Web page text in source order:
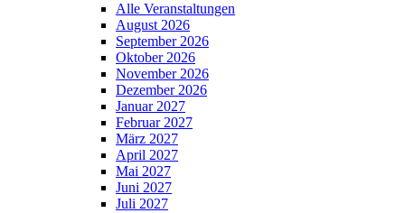
Alle Veranstaltungen
August 2026
September 2026
Oktober 2026
November 2026
Dezember 2026
Januar 2027
Februar 2027
März 2027
April 2027
Mai 2027
Juni 2027
Juli 2027